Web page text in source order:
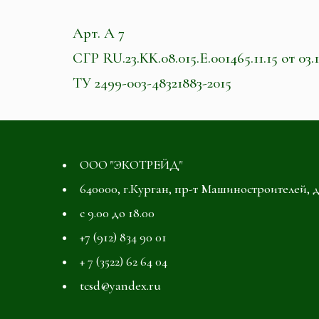
Арт. А 7
СГР RU.23.KK.08.015.E.001465.11.15 от
ТУ 2499-003-48321883-2015
ООО "ЭКОТРЕЙД"
640000, г.Курган, пр-т Машиностроителей,
с 9.00 до 18.00
+7 (912) 834 90 01
+ 7 (3522) 62 64 04
tcsd@yandex.ru